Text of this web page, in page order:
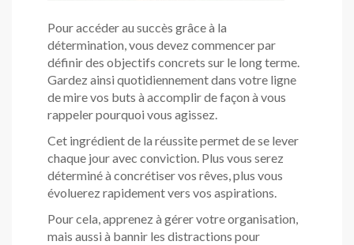
Pour accéder au succès grâce à la
détermination, vous devez commencer par
définir des objectifs concrets sur le long terme.
Gardez ainsi quotidiennement dans votre ligne
de mire vos buts à accomplir de façon à vous
rappeler pourquoi vous agissez.
Cet ingrédient de la réussite permet de se lever
chaque jour avec conviction. Plus vous serez
déterminé à concrétiser vos rêves, plus vous
évoluerez rapidement vers vos aspirations.
Pour cela, apprenez à gérer votre organisation,
mais aussi à bannir les distractions pour